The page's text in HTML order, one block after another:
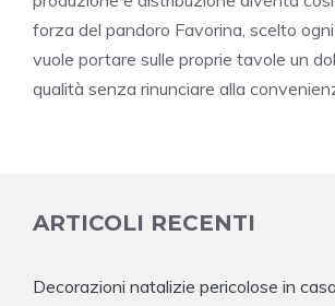
forza del pandoro Favorina, scelto
vuole portare sulle proprie tavole un
qualità senza rinunciare alla
ARTICOLI RECENTI
Decorazioni natalizie pericolose in